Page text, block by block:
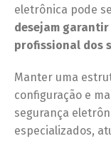
eletrônica pode
desejam
profissional dos
Manter uma
configuração e
segurança
especializados,